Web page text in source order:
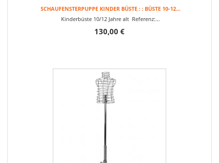
SCHAUFENSTERPUPPE KINDER BÜSTE : : BÜSTE 10-12...
Kinderbüste 10/12 Jahre alt Referenz:...
130,00 €